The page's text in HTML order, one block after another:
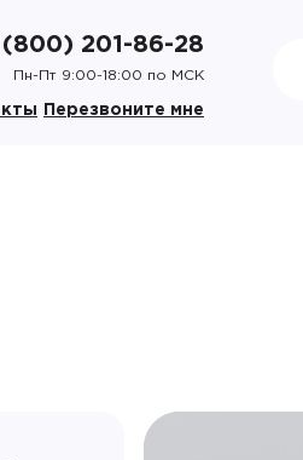
201-86-28
Пн-Пт 9:00-18:00 по МСК
Перезвоните мне